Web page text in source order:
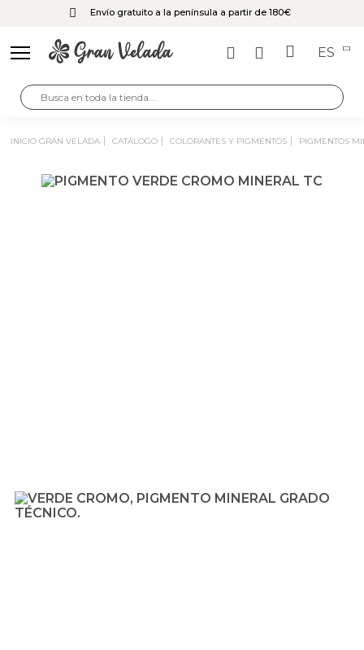
Envío gratuito a la península a partir de 180€
ES
INICIO GRAN VELADA CATÁLOGO COLORANTES Y PIGMENTOS PIGMENTOS